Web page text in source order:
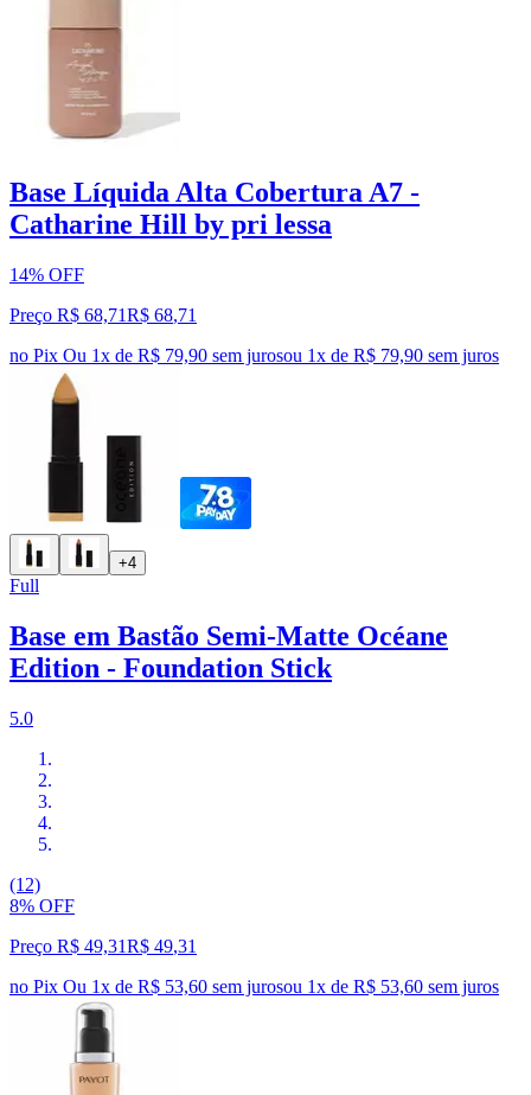
Base Líquida Alta Cobertura A7 -
Catharine Hill by pri lessa
14% OFF
Preço R$ 68,71R$ 68,71
no Pix Ou 1x de R$ 79,90 sem jurosou 1x de R$ 79,90 sem juros
+4
Full
Base em Bastão Semi-Matte Océane
Edition - Foundation Stick
5.0
(12)
8% OFF
Preço R$ 49,31R$ 49,31
no Pix Ou 1x de R$ 53,60 sem jurosou 1x de R$ 53,60 sem juros